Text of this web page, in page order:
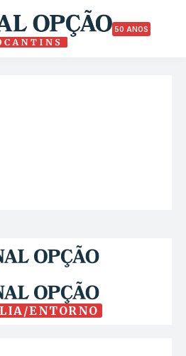
50 ANOS
ENTORNO